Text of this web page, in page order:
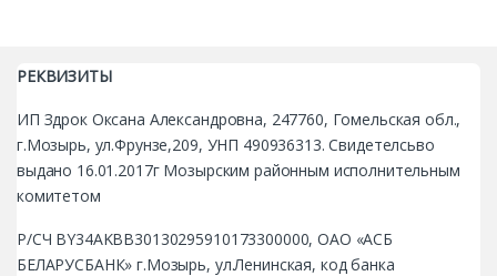
РЕКВИЗИТЫ
ИП Здрок Оксана Александровна, 247760, Гомельская обл.,
г.Мозырь, ул.Фрунзе,209, УНП 490936313. Свидетелсьво
выдано 16.01.2017г Мозырским районным исполнительным
комитетом
Р/СЧ BY34AKBB30130295910173300000, ОАО «АСБ
БЕЛАРУСБАНК» г.Мозырь, ул.Ленинская, код банка